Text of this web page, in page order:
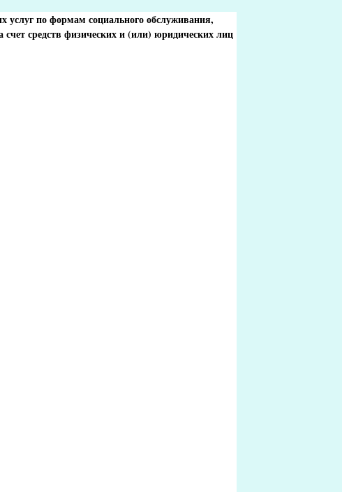
услуг по формам социального обслуживания,
средств физических и (или) юридических лиц